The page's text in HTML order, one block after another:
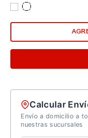
Calcular
Envío a domicilio a
nuestras sucursales